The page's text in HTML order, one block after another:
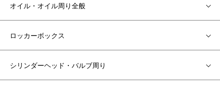
オイル・オイル周り全般
ロッカーボックス
シリンダーヘッド・バルブ周り